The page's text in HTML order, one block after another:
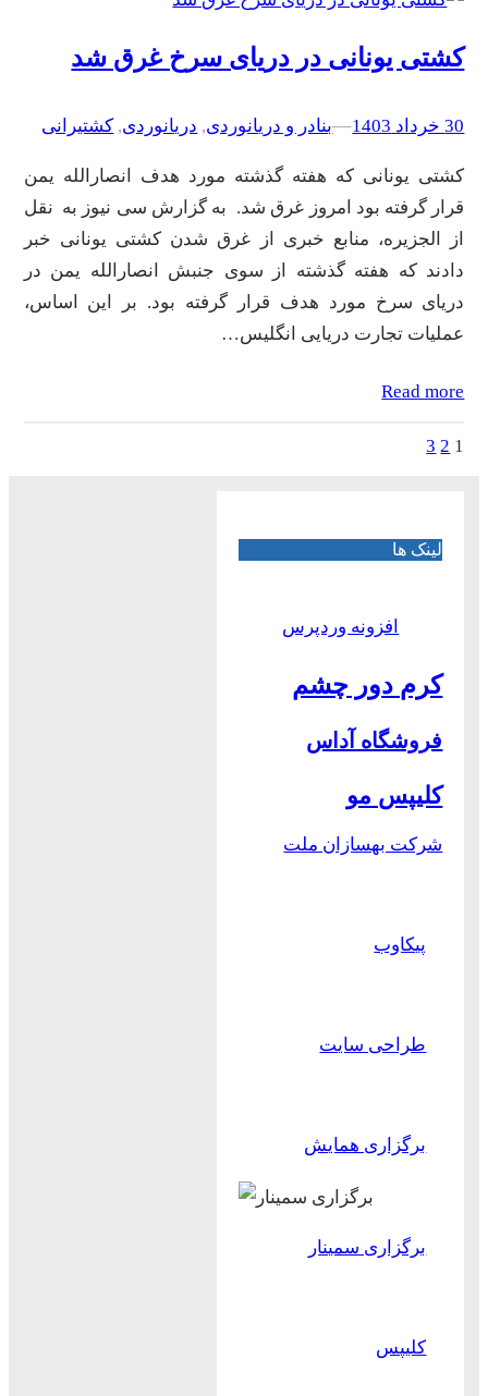
کشتی یونانی در دریای سرخ غرق شد
30 خرداد 1403 –
–بنادر و دریانوردی, دریانوردی, کشتیرانی
کشتی یونانی که هفته گذشته مورد هدف انصارالله یمن
قرار گرفته بود امروز غرق شد. به گزارش سی نیوز به نقل
از الجزیره، منابع خبری از غرق شدن کشتی یونانی خبر
دادند که هفته گذشته از سوی جنبش انصارالله یمن در
دریای سرخ مورد هدف قرار گرفته بود. بر این اساس،
عملیات تجارت دریایی انگلیس…
Read more
1
2
3
لینک ها
افزونه وردپرس
کرم دور چشم
فروشگاه آداس
کلیپس مو
شرکت بهسازان ملت
پیکاوب
طراحی سایت
برگزاری همایش
برگزاری سمینار
کلیپس